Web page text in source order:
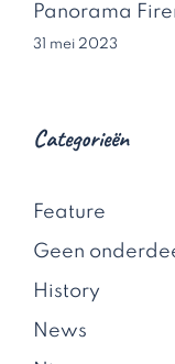
Panorama
31 mei 2023
Categorieën
Feature
Geen
History
News